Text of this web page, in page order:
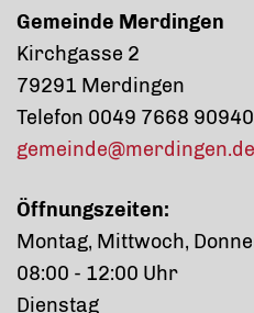
Gemeinde Merdingen
Kirchgasse 2
79291 Merdingen
Telefon 0049 7668 90940
gemeinde@merdingen.de
Öffnungszeiten:
Montag, Mittwoch,
08:00 - 12:00 Uhr
Dienstag